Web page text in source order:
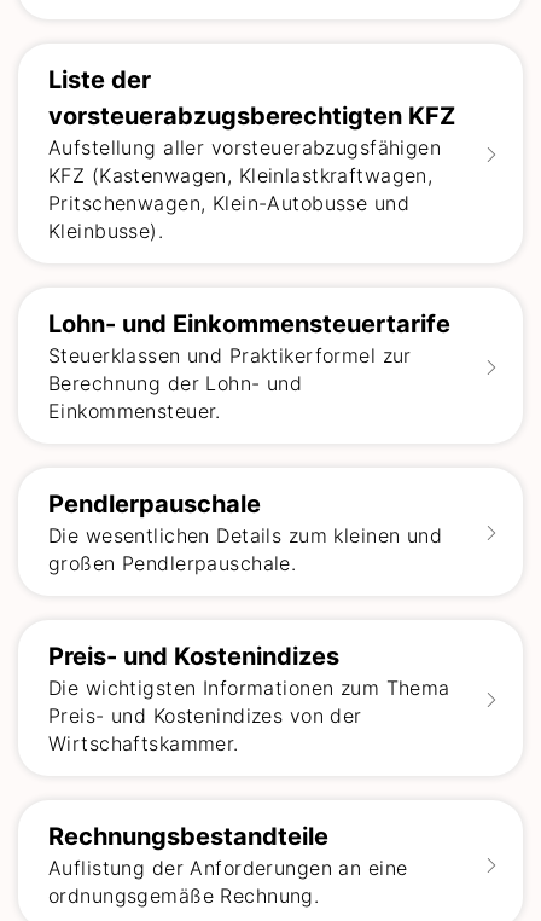
Liste der
vorsteuerabzugsberechtigten KFZ
Aufstellung aller vorsteuerabzugsfähigen
KFZ (Kastenwagen, Kleinlastkraftwagen,
Pritschenwagen, Klein-Autobusse und
Kleinbusse).
Lohn- und Einkommensteuertarife
Steuerklassen und Praktikerformel zur
Berechnung der Lohn- und
Einkommensteuer.
Pendlerpauschale
Die wesentlichen Details zum kleinen und
großen Pendlerpauschale.
Preis- und Kostenindizes
Die wichtigsten Informationen zum Thema
Preis- und Kostenindizes von der
Wirtschaftskammer.
Rechnungsbestandteile
Auflistung der Anforderungen an eine
ordnungsgemäße Rechnung.